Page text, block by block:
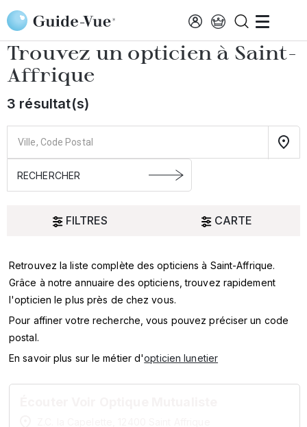
Aller au contenu principal
Accueil Choisir mon opticien Saint-Affrique
Trouvez un opticien à Saint-
Affrique
3 résultat(s)
FILTRES CARTE
Oui
SERVICES
MARQUES
Retrouvez la liste complète des opticiens à Saint-Affrique.
Grâce à notre annuaire des opticiens, trouvez rapidement
l'opticien le plus près de chez vous.
Pour affiner votre recherche, vous pouvez préciser un code
postal.
En savoir plus sur le métier d'opticien lunetier